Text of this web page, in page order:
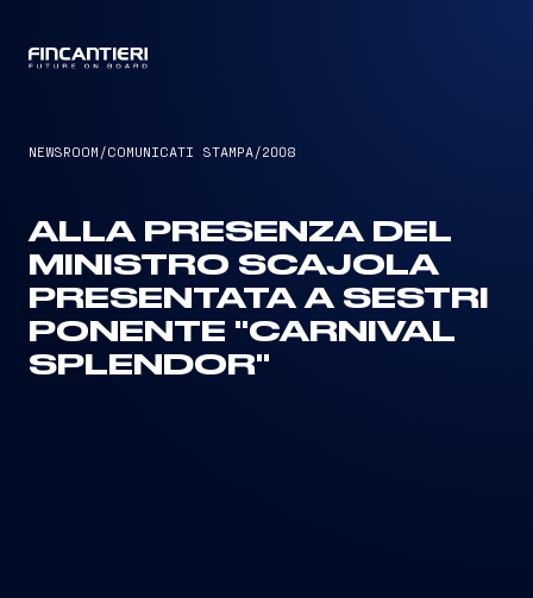
NEWSROOM /COMUNICATI STAMPA/2008
ALLA PRESENZA DEL
MINISTRO SCAJOLA
PRESENTATA A SESTRI
PONENTE "CARNIVAL
SPLENDOR"